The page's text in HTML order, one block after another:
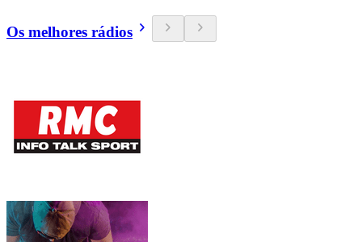
Os melhores rádios